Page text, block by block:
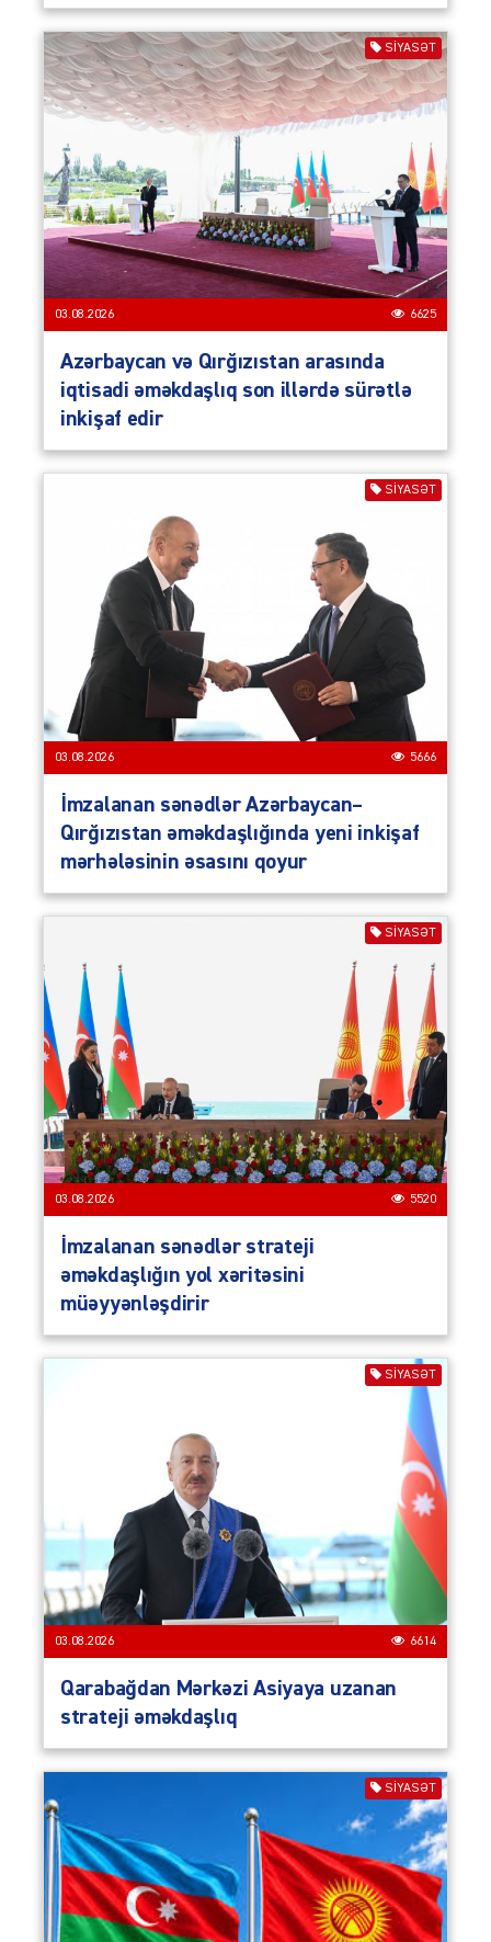
SIYASƏT
03.08.2026 6625
Azərbaycan və Qırğızıstan arasında
iqtisadi əməkdaşlıq son illərdə sürətlə
inkişaf edir
SIYASƏT
03.08.2026 5666
İmzalanan sənədlər Azərbaycan–
Qırğızıstan əməkdaşlığında yeni inkişaf
mərhələsinin əsasını qoyur
SIYASƏT
03.08.2026 5520
İmzalanan sənədlər strateji
əməkdaşlığın yol xəritəsini
müəyyənləşdirir
SIYASƏT
03.08.2026 6614
Qarabağdan Mərkəzi Asiyaya uzanan
strateji əməkdaşlıq
SIYASƏT